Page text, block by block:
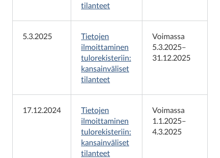
tilanteet
5.3.2025
Tietojen
ilmoittaminen
tulorekisteriin:
kansainväliset
tilanteet
Voimassa
5.3.2025–
31.12.2025
17.12.2024
Tietojen
ilmoittaminen
tulorekisteriin:
kansainväliset
tilanteet
Voimassa
1.1.2025–
4.3.2025